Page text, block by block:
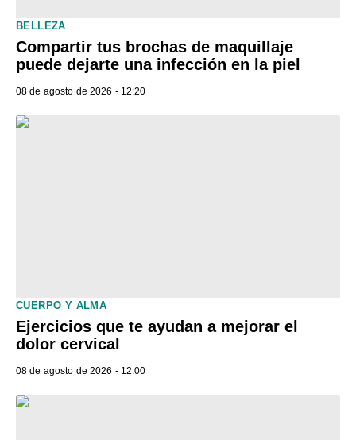
BELLEZA
Compartir tus brochas de maquillaje
puede dejarte una infección en la piel
08 de agosto de 2026 - 12:20
CUERPO Y ALMA
Ejercicios que te ayudan a mejorar el
dolor cervical
08 de agosto de 2026 - 12:00